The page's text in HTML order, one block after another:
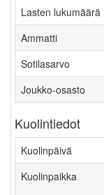
Lasten lukumäärä
Ammatti
Sotilasarvo
Joukko-osasto
Kuolintiedot
Kuolinpäivä
Kuolinpaikka